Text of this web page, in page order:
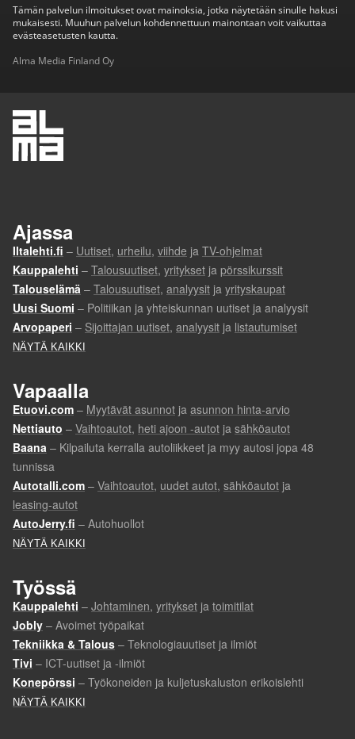
Tämän palvelun ilmoitukset ovat mainoksia, jotka näytetään sinulle hakusi
mukaisesti. Muuhun palvelun kohdennettuun mainontaan voit vaikuttaa
evästeasetusten kautta.
Alma Media Finland Oy